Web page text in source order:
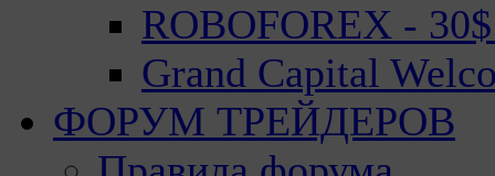
ROBOFOREX -
Grand Capital
ФОРУМ ТРЕЙДЕРОВ